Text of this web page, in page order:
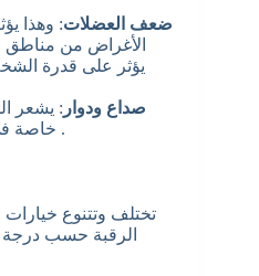
ضعف العضلات: وهذا
الأغراض من مناطق
يؤثر على قدرة
صداع ودوار : يشعر
خاصة في منطقة مؤخرة الرأس .
تختلف وتتنوع
الرقبة حسب درجة